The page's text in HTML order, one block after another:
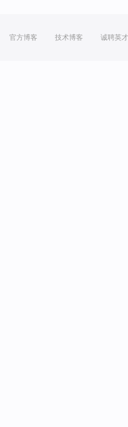
官方博客 技术博客 诚聘英才